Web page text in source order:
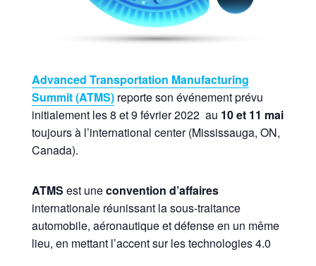
Advanced Transportation Manufacturing
Summit (ATMS)reporte son événement prévu
initialement les 8 et 9 février 2022 au 10 et 11 mai
toujours à l’international center (Mississauga, ON,
Canada).
ATMS est uneconvention d’affaires
internationale réunissant la sous-traitance
automobile, aéronautique et défense en un même
lieu, en mettant l’accent sur les technologies 4.0